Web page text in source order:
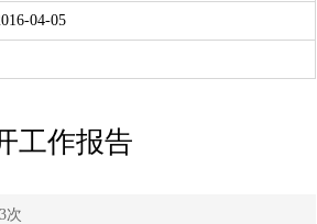
04-05
工作报告
次